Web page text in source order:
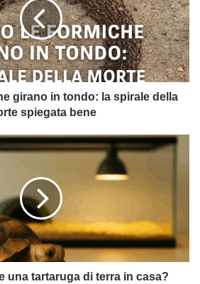
girano in tondo: la spirale della
spiegata bene
una tartaruga di terra in casa?